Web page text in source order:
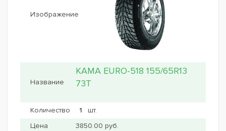
KAMA EURO-518 155/65R13
73T
шт.
3850.00 руб.